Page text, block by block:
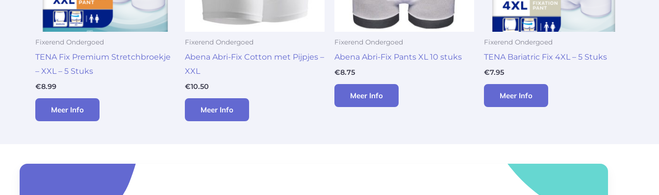
Fixerend Ondergoed
TENA Fix Premium Stretchbroekje
– XXL – 5 Stuks
€8.99
Meer Info
Fixerend Ondergoed
Abena Abri-Fix Cotton met Pijpjes –
XXL
€10.50
Meer Info
Fixerend Ondergoed
Abena Abri-Fix Pants XL 10 stuks
€8.75
Meer Info
Fixerend Ondergoed
TENA Bariatric Fix 4XL – 5 Stuks
€7.95
Meer Info